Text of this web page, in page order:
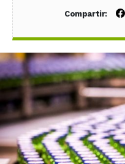
Compartir: